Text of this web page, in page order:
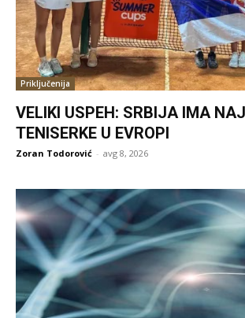
Priključenija
VELIKI USPEH: SRBIJA IMA
TENISERKE U EVROPI
Zoran Todorović - avg 8, 2026